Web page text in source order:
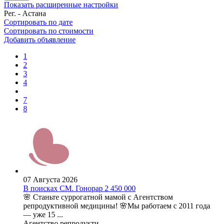
Показать расширенные настройки
Рег. - Астана
Сортировать по дате
Сортировать по стоимости
Добавить объявление
1
2
3
4
7
8
07 Августа 2026
В поисках СМ. Гонорар 2 450 000
🌸 Станьте суррогатной мамой с Агентством
репродуктивной медицины! 🌸Мы работаем с 2011 года
— уже 15 ...